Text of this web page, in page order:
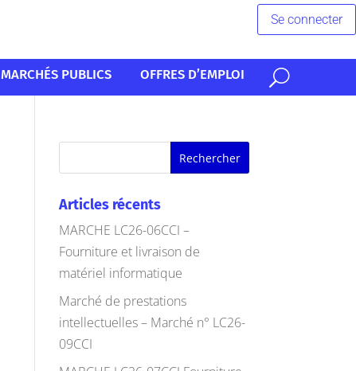
Se connecter
MARCHÉS PUBLICS OFFRES D’EMPLOI
Articles récents
MARCHE LC26-06CCI –
Fourniture et livraison de
matériel informatique
Marché de prestations
intellectuelles – Marché n° LC26-
09CCI